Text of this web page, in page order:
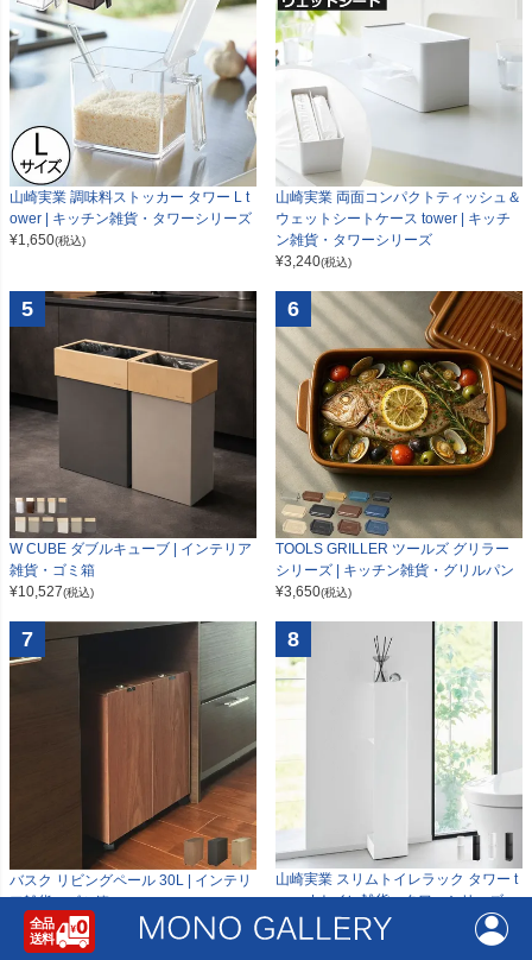
山崎実業 調味料ストッカー タワー L t
ower | キッチン雑貨・タワーシリーズ
¥1,650(税込)
山崎実業 両面コンパクトティッシュ＆
ウェットシートケース tower | キッチ
ン雑貨・タワーシリーズ
¥3,240(税込)
5
W CUBE ダブルキューブ | インテリア
雑貨・ゴミ箱
¥10,527(税込)
6
TOOLS GRILLER ツールズ グリラー
シリーズ | キッチン雑貨・グリルパン
¥3,650(税込)
7
バスク リビングペール 30L | インテリ
ア雑貨・ゴミ箱
14,500(税込)
8
山崎実業 スリムトイレラック タワー t
ower | トイレ雑貨・タワーシリーズ
¥6,200 (税込)